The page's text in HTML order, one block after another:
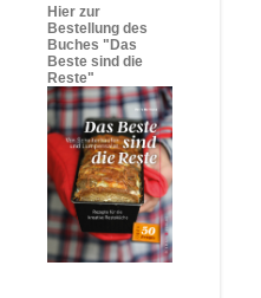
Hier zur
Bestellung des
Buches "Das
Beste sind die
Reste"